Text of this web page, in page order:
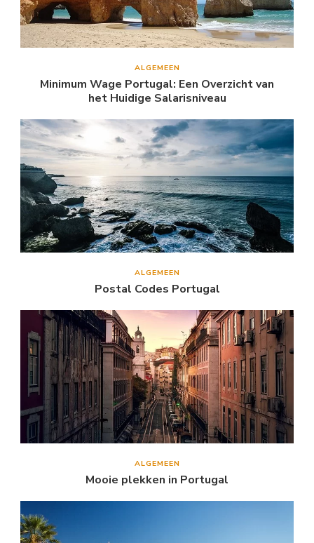
ALGEMEEN
Minimum Wage Portugal: Een Overzicht van
het Huidige Salarisniveau
ALGEMEEN
Postal Codes Portugal
ALGEMEEN
Mooie plekken in Portugal